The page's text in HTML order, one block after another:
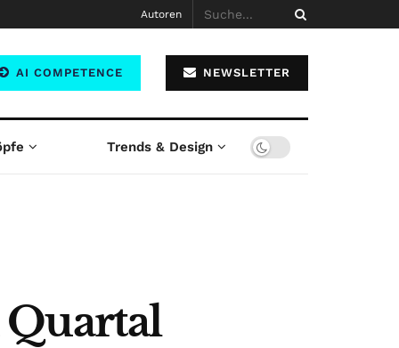
Autoren
AI COMPETENCE NEWSLETTER
Trends & Design